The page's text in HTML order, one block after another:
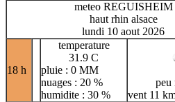
meteo REGUISHEIM
haut rhin alsace
lundi 10 aout 2026
18 h
temperature
31.9 C
pluie : 0 MM
nuages : 20 %
humidite : 30 %
peu
vent 11